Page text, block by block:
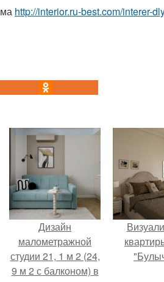
http://interior.ru-best.com/interer-
Дизайн
малометражной
студии 21, 1 м 2 (24,
9 м 2 с балконом) в